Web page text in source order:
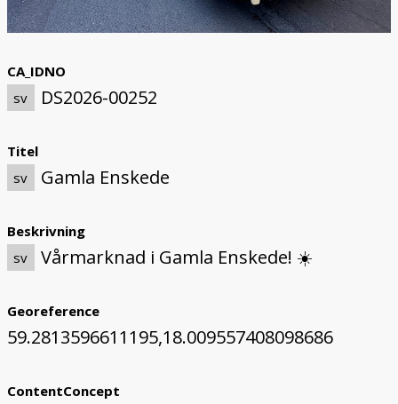
CA_IDNO
sv
DS2026-00252
Titel
sv
Gamla Enskede
Beskrivning
sv
Vårmarknad i Gamla Enskede! ☀️
Georeference
59.2813596611195,18.009557408098686
ContentConcept